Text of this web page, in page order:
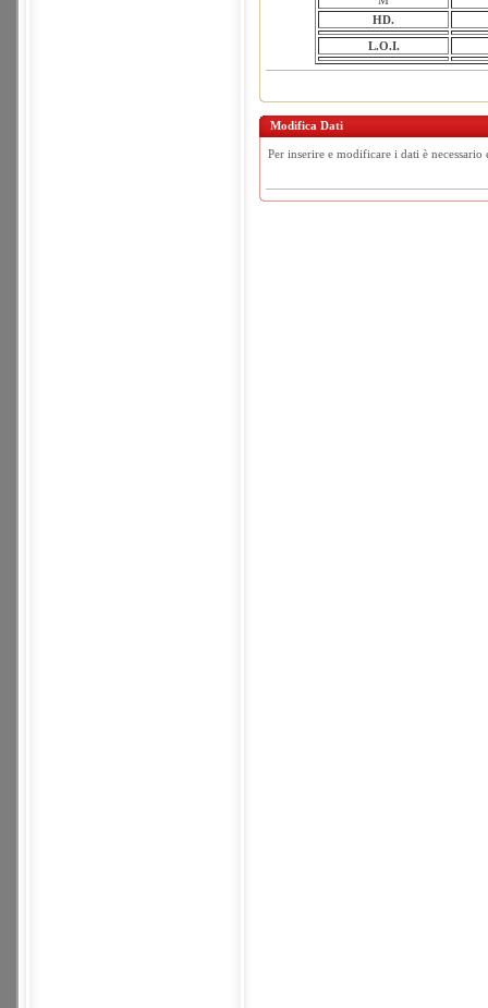
HD.
L.O.I.
Modifica Dati
Per inserire e modificare i dati è necessario